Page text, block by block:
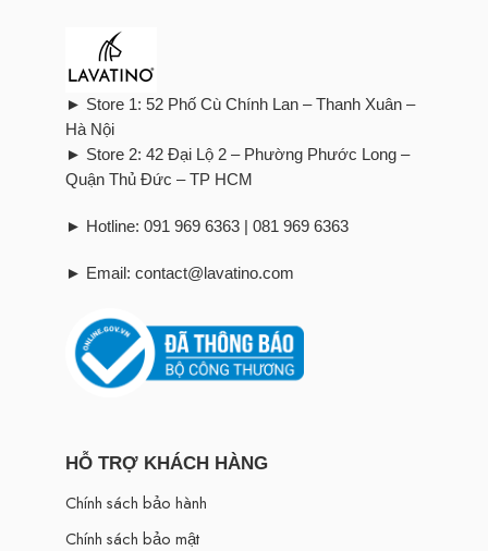
► Store 1: 52 Phố Cù Chính Lan – Thanh Xuân –
Hà Nội
► Store 2: 42 Đại Lộ 2 – Phường Phước Long –
Quận Thủ Đức – TP HCM
► Hotline: 091 969 6363 | 081 969 6363
► Email: contact@lavatino.com
HỖ TRỢ KHÁCH HÀNG
Chính sách bảo hành
Chính sách bảo mật